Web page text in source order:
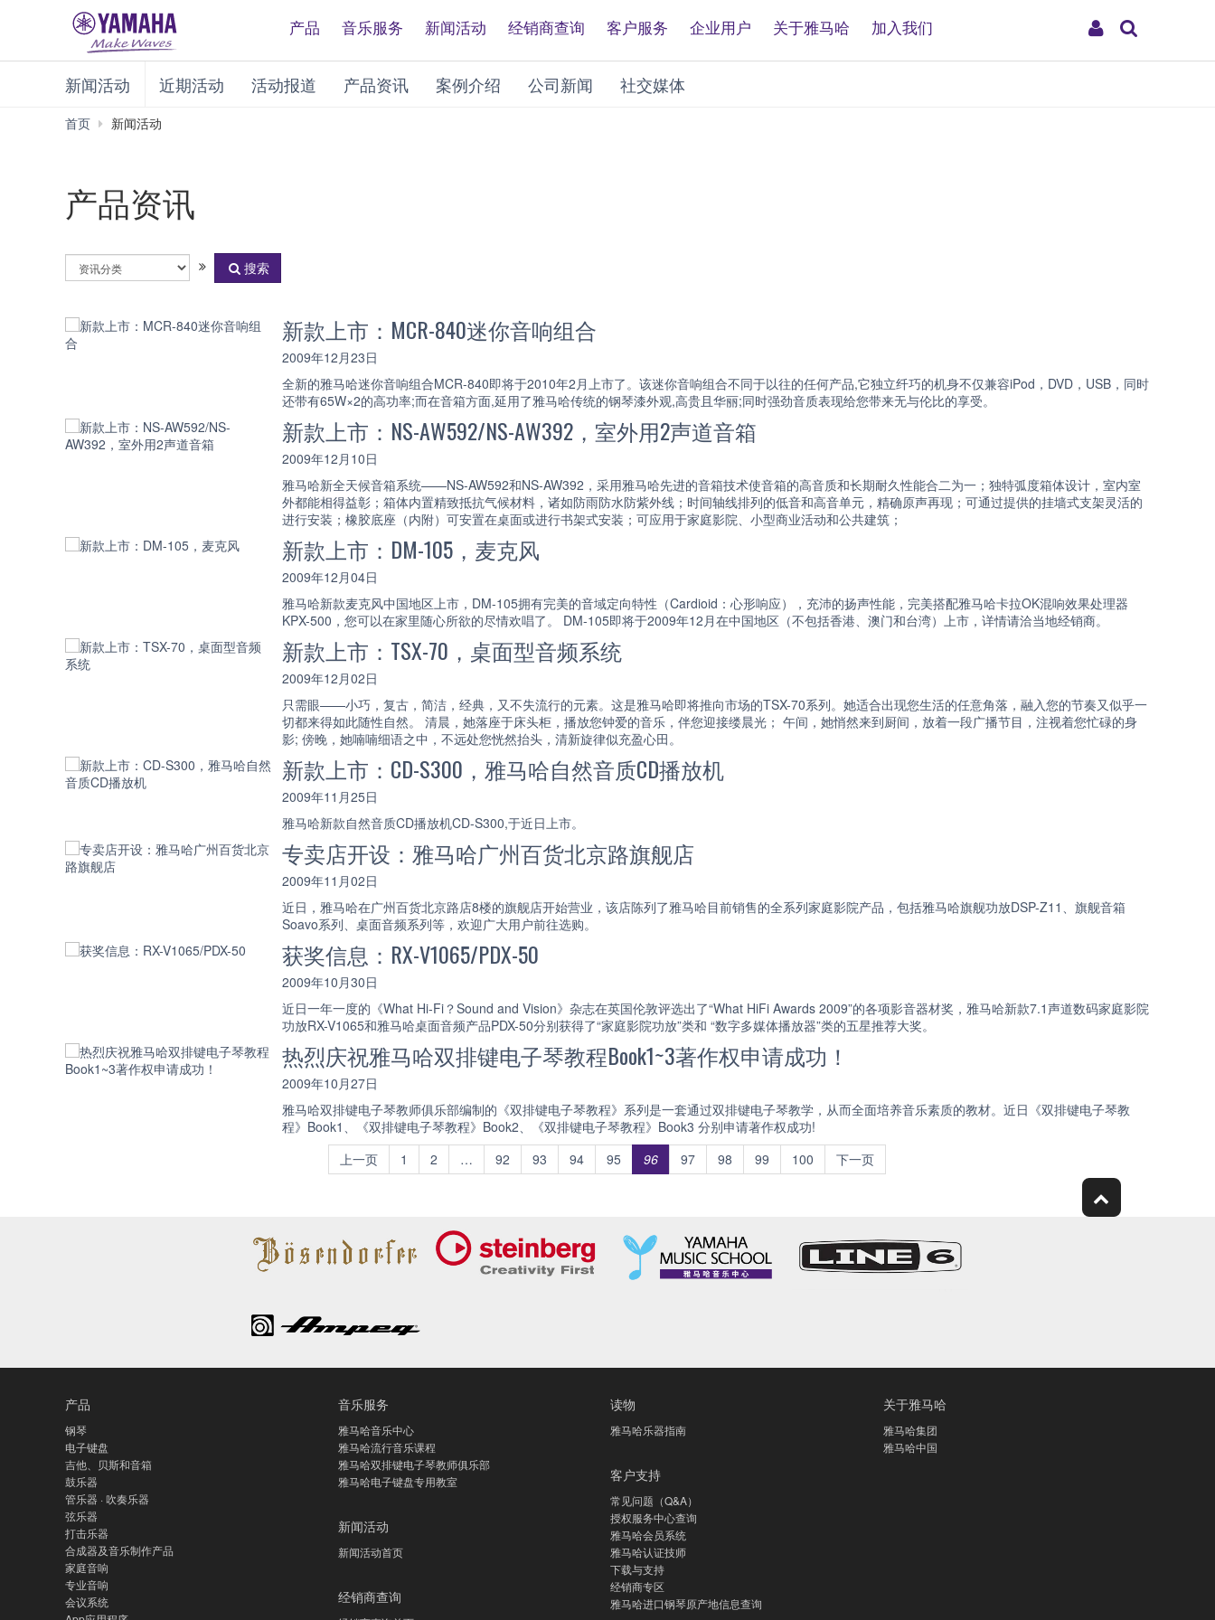
My
产品 音乐服务 新闻活动 经销商查询 客户服务 企业用户 关于雅马哈 加入我们
新闻活动 近期活动 活动报道 产品资讯 案例介绍 公司新闻 社交媒体
首页 新闻活动
产品资讯
择
讯
分
类
搜索
新款上市：MCR-840迷你音响组合
2009年12月23日
全新的雅马哈迷你音响组合MCR-840即将于2010年2月上市了。该迷你音响组合不同于以往的任何产品,它独立纤巧的机身不仅兼容iPod，DVD，USB，同时
还带有65W×2的高功率;而在音箱方面,延用了雅马哈传统的钢琴漆外观,高贵且华丽;同时强劲音质表现给您带来无与伦比的享受。
新款上市：NS-AW592/NS-AW392，室外用2声道音箱
2009年12月10日
雅马哈新全天候音箱系统——NS-AW592和NS-AW392，采用雅马哈先进的音箱技术使音箱的高音质和长期耐久性能合二为一；独特弧度箱体设计，室内室
外都能相得益彰；箱体内置精致抵抗气候材料，诸如防雨防水防紫外线；时间轴线排列的低音和高音单元，精确原声再现；可通过提供的挂墙式支架灵活的
进行安装；橡胶底座（内附）可安置在桌面或进行书架式安装；可应用于家庭影院、小型商业活动和公共建筑；
新款上市：DM-105，麦克风
2009年12月04日
雅马哈新款麦克风中国地区上市，DM-105拥有完美的音域定向特性（Cardioid：心形响应），充沛的扬声性能，完美搭配雅马哈卡拉OK混响效果处理器
KPX-500，您可以在家里随心所欲的尽情欢唱了。 DM-105即将于2009年12月在中国地区（不包括香港、澳门和台湾）上市，详情请洽当地经销商。
新款上市：TSX-70，桌面型音频系统
2009年12月02日
只需眼——小巧，复古，简洁，经典，又不失流行的元素。这是雅马哈即将推向市场的TSX-70系列。她适合出现您生活的任意角落，融入您的节奏又似乎一
切都来得如此随性自然。 清晨，她落座于床头柜，播放您钟爱的音乐，伴您迎接缕晨光； 午间，她悄然来到厨间，放着一段广播节目，注视着您忙碌的身
影; 傍晚，她喃喃细语之中，不远处您恍然抬头，清新旋律似充盈心田。
新款上市：CD-S300，雅马哈自然音质CD播放机
2009年11月25日
雅马哈新款自然音质CD播放机CD-S300,于近日上市。
专卖店开设：雅马哈广州百货北京路旗舰店
2009年11月02日
近日，雅马哈在广州百货北京路店8楼的旗舰店开始营业，该店陈列了雅马哈目前销售的全系列家庭影院产品，包括雅马哈旗舰功放DSP-Z11、旗舰音箱
Soavo系列、桌面音频系列等，欢迎广大用户前往选购。
获奖信息：RX-V1065/PDX-50
2009年10月30日
近日一年一度的《What Hi-Fi？Sound and Vision》杂志在英国伦敦评选出了“What HiFi Awards 2009”的各项影音器材奖，雅马哈新款7.1声道数码家庭影院
功放RX-V1065和雅马哈桌面音频产品PDX-50分别获得了“家庭影院功放”类和 “数字多媒体播放器”类的五星推荐大奖。
热烈庆祝雅马哈双排键电子琴教程Book1~3著作权申请成功！
2009年10月27日
雅马哈双排键电子琴教师俱乐部编制的《双排键电子琴教程》系列是一套通过双排键电子琴教学，从而全面培养音乐素质的教材。近日《双排键电子琴教
程》Book1、《双排键电子琴教程》Book2、《双排键电子琴教程》Book3 分别申请著作权成功!
上一页
1 2 … 92 93 94 95 96 97 98 99 100 下一页
产品
钢琴
电子键盘
吉他、贝斯和音箱
鼓乐器
管乐器 · 吹奏乐器
弦乐器
打击乐器
合成器及音乐制作产品
家庭音响
专业音响
会议系统
音乐服务
雅马哈音乐中心
雅马哈流行音乐课程
雅马哈双排键电子琴教师俱乐部
雅马哈电子键盘专用教室
新闻活动
新闻活动首页
经销商查询
读物
雅马哈乐器指南
客户支持
常见问题（Q&A）
授权服务中心查询
雅马哈会员系统
雅马哈认证技师
下载与支持
经销商专区
雅马哈进口钢琴原产地信息查询
关于雅马哈
雅马哈集团
雅马哈中国